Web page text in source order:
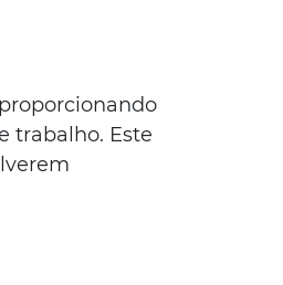
trabalho. Este